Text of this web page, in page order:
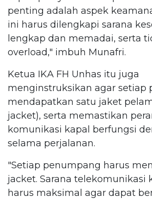
penting adalah aspek
ini harus dilengkapi sarana
lengkap dan memadai, serta
overload," imbuh Munafri.
Ketua IKA FH Unhas itu juga
menginstruksikan agar setiap
mendapatkan satu jaket
jacket), serta memastikan
komunikasi kapal berfungsi
selama perjalanan.
"Setiap penumpang harus
jacket. Sarana telekomunikasi
harus maksimal agar dapat